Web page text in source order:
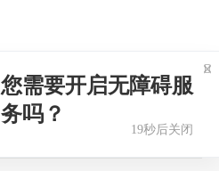
您需要开启无障碍服
务吗？
18秒后关闭
